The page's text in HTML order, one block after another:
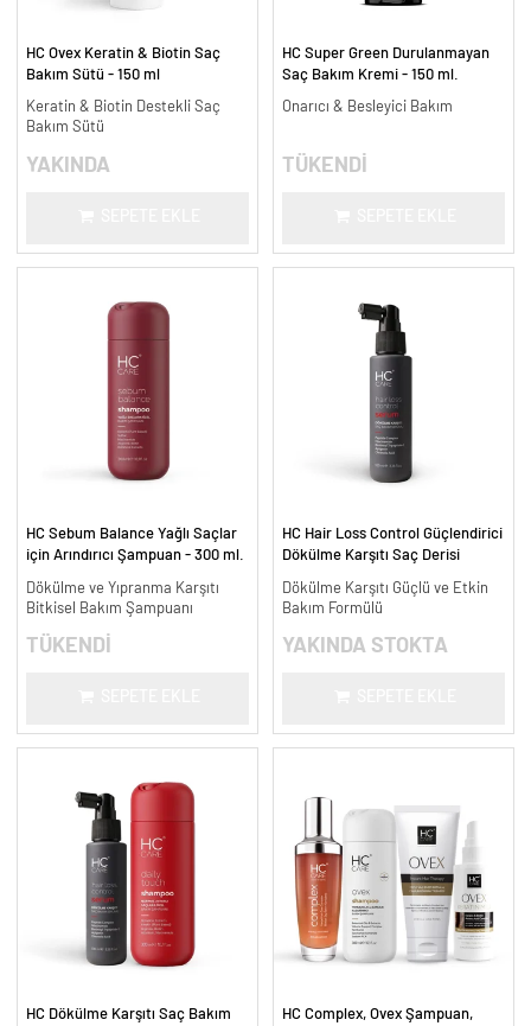
HC Ovex Keratin & Biotin Saç
Bakım Sütü - 150 ml
Keratin & Biotin Destekli Saç
Bakım Sütü
YAKINDA
HC Super Green Durulanmayan
Saç Bakım Kremi - 150 ml.
Onarıcı & Besleyici Bakım
TÜKENDİ
HC Sebum Balance Yağlı Saçlar
için Arındırıcı Şampuan - 300 ml.
Dökülme ve Yıpranma Karşıtı
Bitkisel Bakım Şampuanı
TÜKENDİ
HC Hair Loss Control Güçlendirici
Dökülme Karşıtı Saç Derisi
Dökülme Karşıtı Güçlü ve Etkin
Bakım Formülü
YAKINDA STOKTA
HC Dökülme Karşıtı Saç Bakım
HC Complex, Ovex Şampuan,